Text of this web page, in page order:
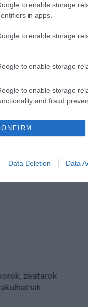
to enable storage
in apps.
to enable storage
to enable storage
to enable storage
and fraud
Data Deletion Data
zivatarok